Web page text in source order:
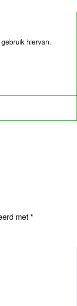
hiervan.
met*